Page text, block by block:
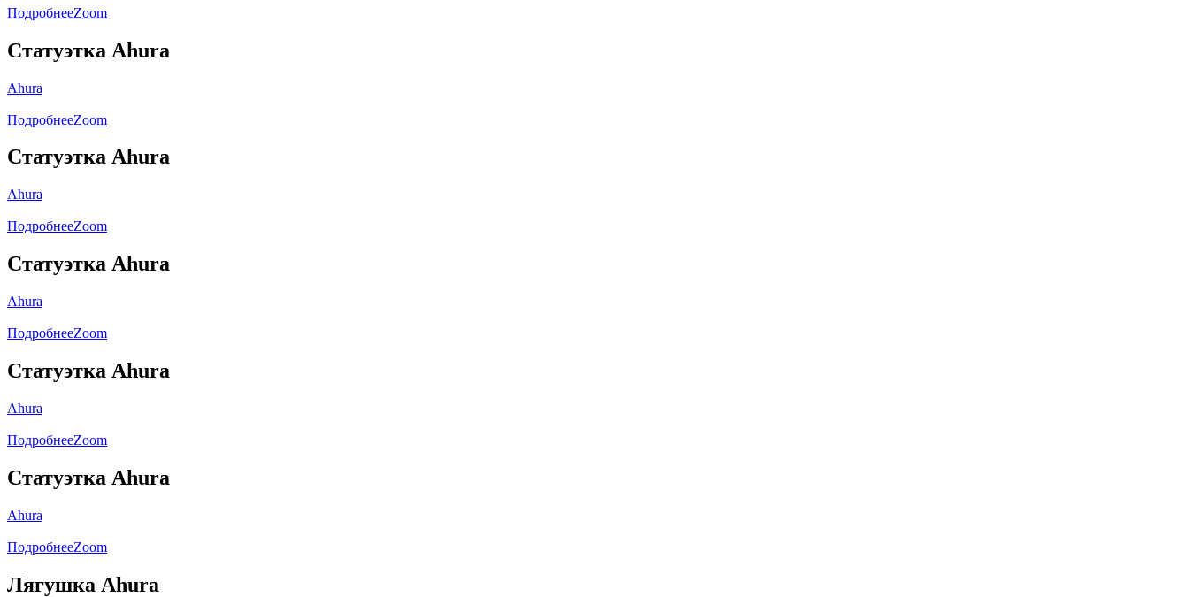
ПодробнееZoom
Статуэтка Ahura
Ahura
ПодробнееZoom
Статуэтка Ahura
Ahura
ПодробнееZoom
Статуэтка Ahura
Ahura
ПодробнееZoom
Статуэтка Ahura
Ahura
ПодробнееZoom
Статуэтка Ahura
Ahura
ПодробнееZoom
Лягушка Ahura